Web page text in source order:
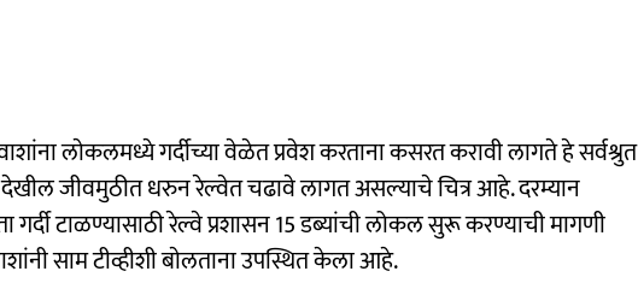
लाेकलमध्ये गर्दीच्या वेळेत प्रवेश करताना कसरत करावी लागते हे सर्वश्रुत
देखील जीवमुठीत धरुन रेल्वेत चढावे लागत असल्याचे चित्र आहे. दरम्यान
गर्दी टाळण्यासाठी रेल्वे प्रशासन 15 डब्यांची लोकल सुरू करण्याची मागणी
साम टीव्हीशी बाेलताना उपस्थित केला आहे.